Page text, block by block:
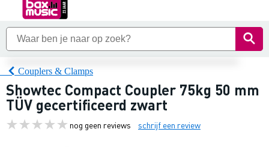
Couplers & Clamps
Showtec Compact Coupler 75kg 50 mm
TÜV gecertificeerd zwart
nog geen reviews schrijf een review